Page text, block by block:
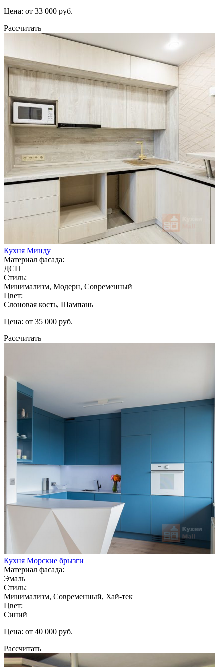
Цена: от 33 000 руб.
Рассчитать
Кухня Минду
Материал фасада:
ДСП
Стиль:
Минимализм, Модерн, Современный
Цвет:
Слоновая кость, Шампань
Цена: от 35 000 руб.
Рассчитать
Кухня Морские брызги
Материал фасада:
Эмаль
Стиль:
Минимализм, Современный, Хай-тек
Цвет:
Синий
Цена: от 40 000 руб.
Рассчитать